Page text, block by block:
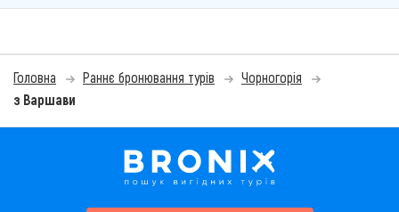
Головна Раннє бронювання турів
Чорногорія
з Варшави